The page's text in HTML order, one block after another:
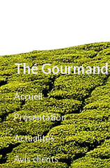
Thé Gourmand
Accueil
Présentation
Actualités
Avis clients